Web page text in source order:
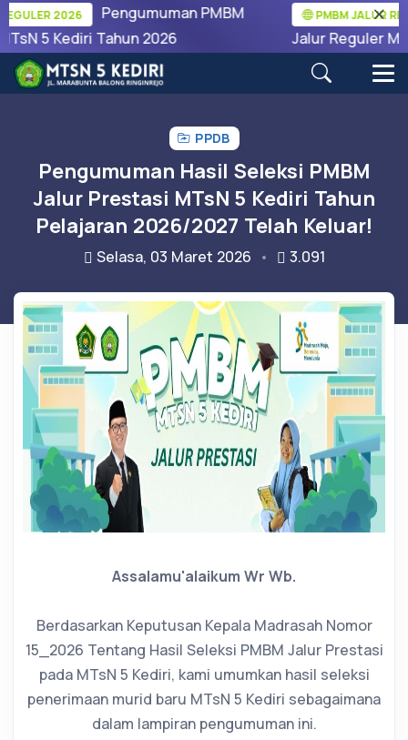
2026
Pengumuman PMBM
5 Kediri Tahun 2026
PMBM JALUR
Jalur Reguler
PPDB
Pengumuman Hasil Seleksi PMBM
Jalur Prestasi MTsN 5 Kediri Tahun
Pelajaran 2026/2027 Telah Keluar!
Selasa, 03 Maret 2026 3.091
Assalamu'alaikum Wr Wb.
Berdasarkan Keputusan Kepala Madrasah Nomor
15_2026 Tentang Hasil Seleksi PMBM Jalur Prestasi
pada MTsN 5 Kediri, kami umumkan hasil seleksi
penerimaan murid baru MTsN 5 Kediri sebagaimana
dalam lampiran pengumuman ini.